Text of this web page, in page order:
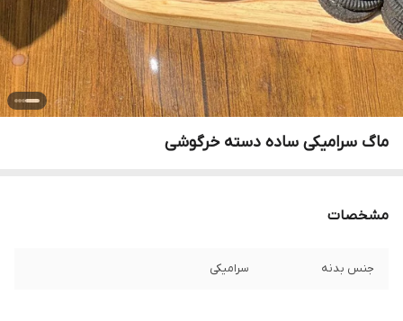
ماگ سرامیکی ساده دسته خرگوشی
مشخصات
جنس بدنه سرامیکی